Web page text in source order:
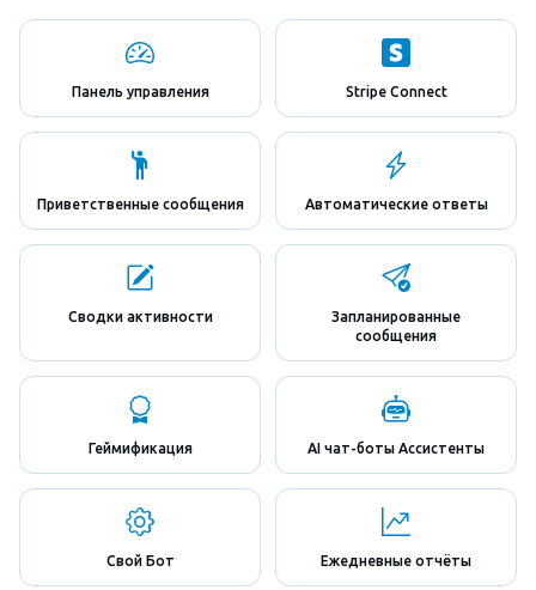
Панель управления Stripe Connect
Приветственные сообщения Автоматические ответы
Сводки активности
Запланированные
сообщения
Геймификация AI чат-боты Ассистенты
Свой Бот Ежедневные отчёты